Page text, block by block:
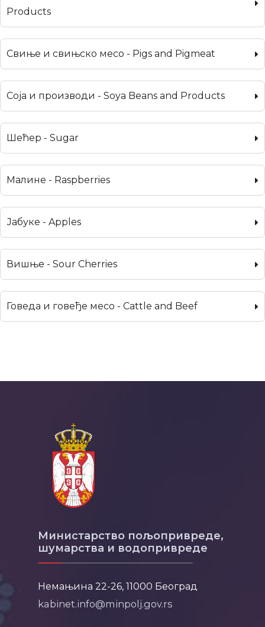
Products
Свиње и свињско месо - Pigs and Pigmeat
Соја и производи - Soya Beans and Products
Шећер - Sugar
Малине - Raspberries
Јабуке - Apples
Вишње - Sour Cherries
Говеда и говеђе месо - Cattle and Beef
Министарство пољопривреде,
шумарства и водопривреде
Немањина 22-26, 11000 Београд
kabinet.info@minpolj.gov.rs